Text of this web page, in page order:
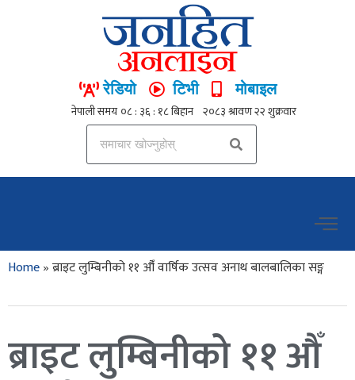
रेडियो टिभी मोबाइल
Home»ब्राइट लुम्बिनीको ११ औँ वार्षिक उत्सव अनाथ बालबालिका सङ्ग
ब्राइट लुम्बिनीको ११ औँ